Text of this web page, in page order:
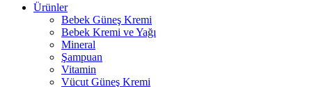
Ürünler
Bebek Güneş Kremi
Bebek Kremi ve Yağı
Mineral
Şampuan
Vitamin
Vücut Güneş Kremi